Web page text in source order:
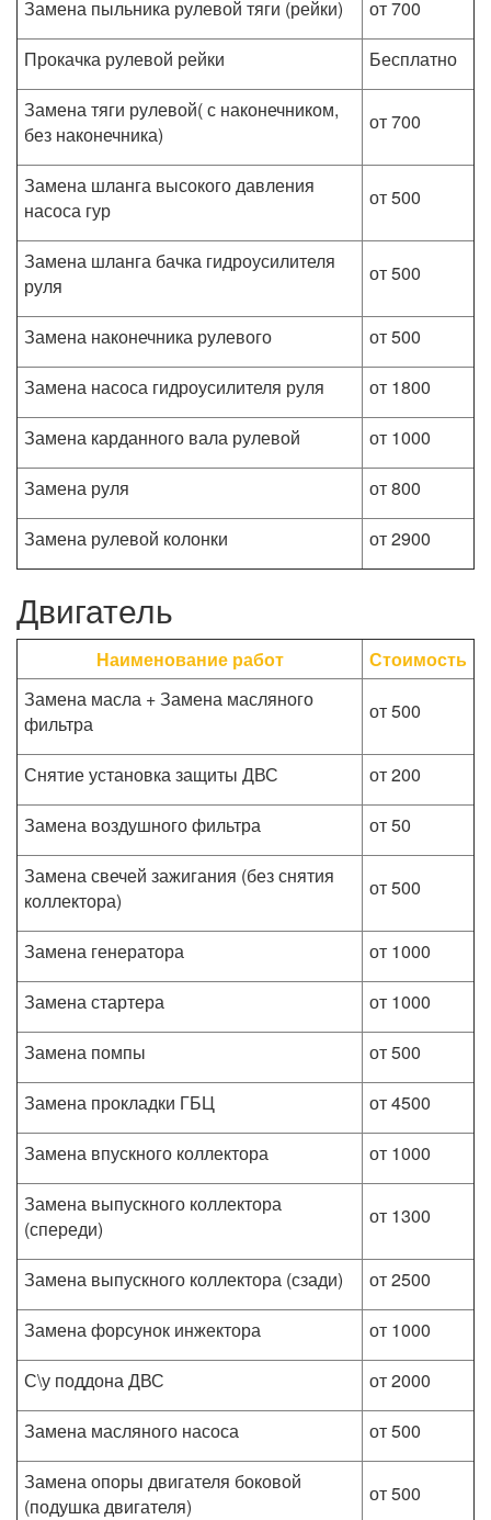
Замена пыльника рулевой тяги (рейки)
от 700
Прокачка рулевой рейки
Бесплатно
Замена тяги рулевой( с наконечником,
без наконечника)
от 700
Замена шланга высокого давления
насоса гур
от 500
Замена шланга бачка гидроусилителя
руля
от 500
Замена наконечника рулевого
от 500
Замена насоса гидроусилителя руля
от 1800
Замена карданного вала рулевой
от 1000
Замена руля
от 800
Замена рулевой колонки
от 2900
Двигатель
Наименование работ
Стоимость
Замена масла + Замена масляного
фильтра
от 500
Снятие установка защиты ДВС
от 200
Замена воздушного фильтра
от 50
Замена свечей зажигания (без снятия
коллектора)
от 500
Замена генератора
от 1000
Замена стартера
от 1000
Замена помпы
от 500
Замена прокладки ГБЦ
от 4500
Замена впускного коллектора
от 1000
Замена выпускного коллектора
(спереди)
от 1300
Замена выпускного коллектора (сзади)
от 2500
Замена форсунок инжектора
от 1000
С\у поддона ДВС
от 2000
Замена масляного насоса
от 500
Замена опоры двигателя боковой
(подушка двигателя)
от 500